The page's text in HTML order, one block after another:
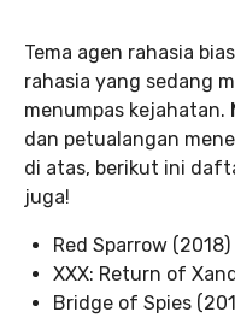
Tema agen rahasia
rahasia yang sedang
menumpas kejahatan.
dan petualangan
di atas, berikut ini
juga!
Red Sparrow (2018)
XXX: Return of
Bridge of Spies